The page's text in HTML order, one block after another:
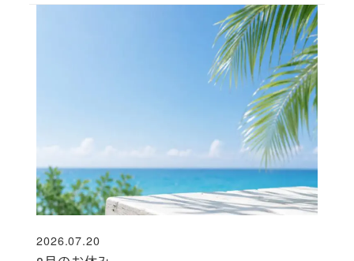
投稿日
2026.07.20